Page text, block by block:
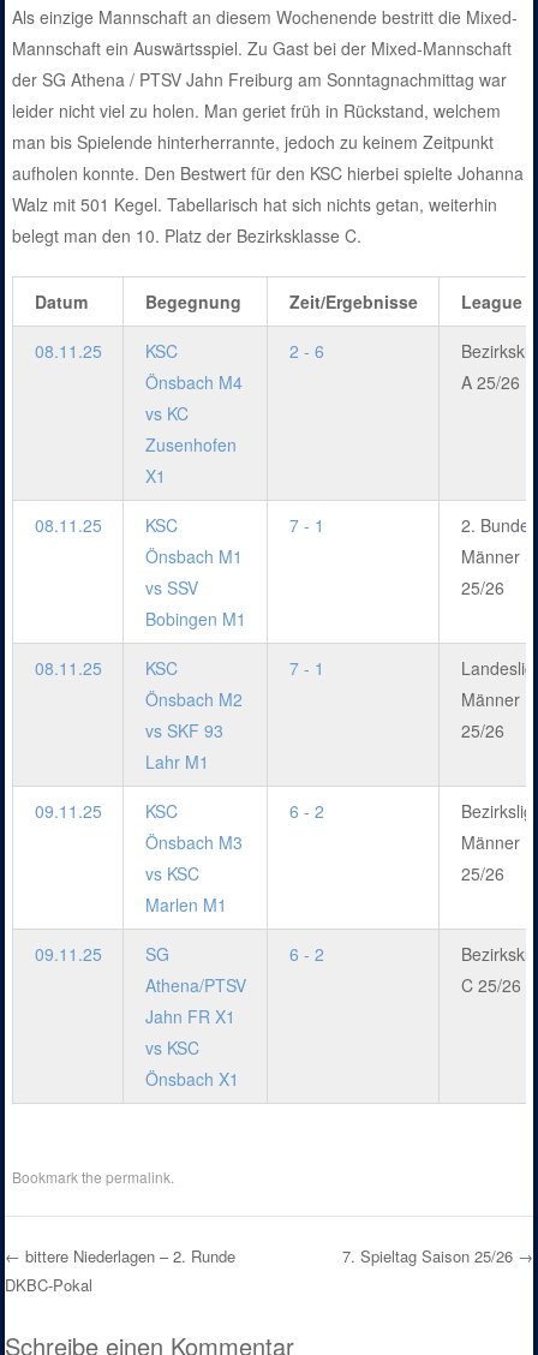
Als einzige Mannschaft an diesem Wochenende bestritt die Mixed-
Mannschaft ein Auswärtsspiel. Zu Gast bei der Mixed-Mannschaft
der SG Athena / PTSV Jahn Freiburg am Sonntagnachmittag war
leider nicht viel zu holen. Man geriet früh in Rückstand, welchem
man bis Spielende hinterherrannte, jedoch zu keinem Zeitpunkt
aufholen konnte. Den Bestwert für den KSC hierbei spielte Johanna
Walz mit 501 Kegel. Tabellarisch hat sich nichts getan, weiterhin
belegt man den 10. Platz der Bezirksklasse C.
Datum Begegnung Zeit/Ergebnisse League
08.11.25
KSC
Önsbach M4
vs KC
Zusenhofen
X1
2 - 6
A 25/26
08.11.25
KSC
Önsbach M1
vs SSV
Bobingen M1
7 - 1
2.
Männer
25/26
08.11.25
KSC
Önsbach M2
vs SKF 93
Lahr M1
7 - 1
Männer
25/26
09.11.25
KSC
Önsbach M3
vs KSC
Marlen M1
6 - 2
Männer
25/26
09.11.25
SG
Athena/PTSV
Jahn FR X1
vs KSC
Önsbach X1
6 - 2
C 25/26
Bookmark thepermalink
Post navigation
← bittere Niederlagen – 2. Runde
DKBC-Pokal
7. Spieltag Saison 25/26 →
Schreibe einen Kommentar